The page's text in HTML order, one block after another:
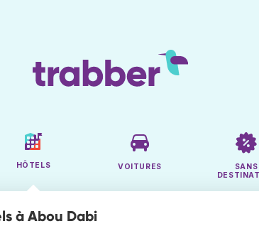
HÔTELS VOITURES
SANS
à Abou Dabi